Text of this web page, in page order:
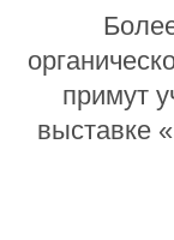
примут
выставке